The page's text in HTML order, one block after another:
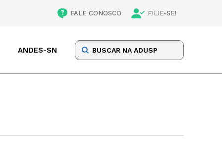
FALE CONOSCO FILIE-SE!
ANDES-SN